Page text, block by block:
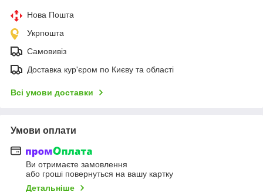
Нова Пошта
Укрпошта
Самовивіз
Доставка кур'єром по Києву та області
Всі умови доставки
Умови оплати
Ви отримаєте замовлення
або гроші повернуться на вашу картку
Детальніше